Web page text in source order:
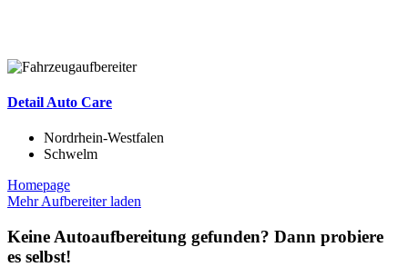
Detail Auto Care
Nordrhein-Westfalen
Schwelm
Homepage
Mehr Aufbereiter laden
Keine Autoaufbereitung gefunden? Dann probiere
es selbst!